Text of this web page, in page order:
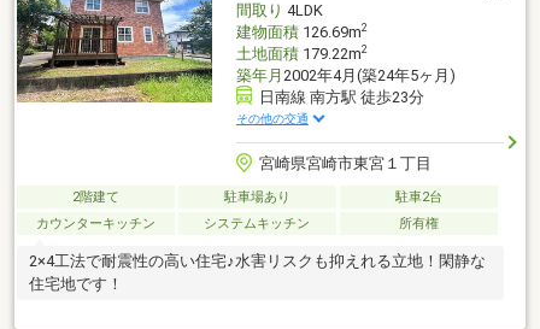
間取り 4LDK
建物面積126.69m2
土地面積179.22m2
築年月 2002年4月(築24年5ヶ月)
日南線 南方駅 徒歩23分
その他の交通
宮崎県宮崎市東宮１丁目
2階建て 駐車場あり
駐車2台
カウンターキッチン
システムキッチン 所有権
2×4工法で耐震性の高い住宅♪水害リスクも抑えれる立地！閑静な
住宅地です！